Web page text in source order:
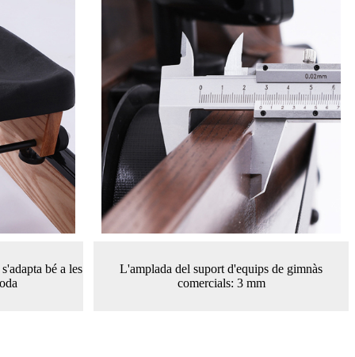
bé a les
L'amplada del suport d'equips de gimnàs
comercials: 3 mm